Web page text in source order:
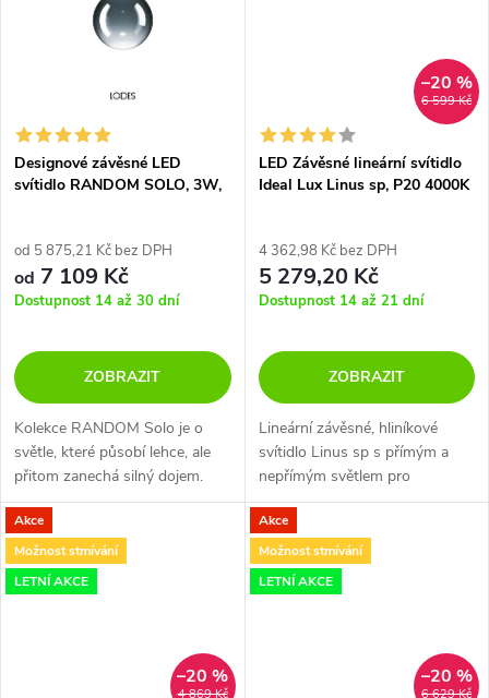
Designové závěsné LED
svítidlo RANDOM SOLO, 3W,
od 5 875,21 Kč bez DPH
od 7 109 Kč
Dostupnost 14 až 30 dní
ZOBRAZIT
Kolekce RANDOM Solo je o
světle, které působí lehce, ale
přitom zanechá silný dojem.
Stačí jen pustit uzdu fantazii.
6 599 Kč
–20 %
LED Závěsné lineární svítidlo
Ideal Lux Linus sp, P20 4000K
4 362,98 Kč bez DPH
5 279,20 Kč
Dostupnost 14 až 21 dní
ZOBRAZIT
Lineární závěsné, hliníkové
svítidlo Linus sp s přímým a
nepřímým světlem pro
zavěšení. Lampa je modulární a
lze ji používat samostatně nebo
v souvislé řadě. K dispozici
bílá...
Akce
Možnost stmívání
LETNÍ AKCE
4 869 Kč
–20 %
Akce
Možnost stmívání
LETNÍ AKCE
6 629 Kč
–20 %